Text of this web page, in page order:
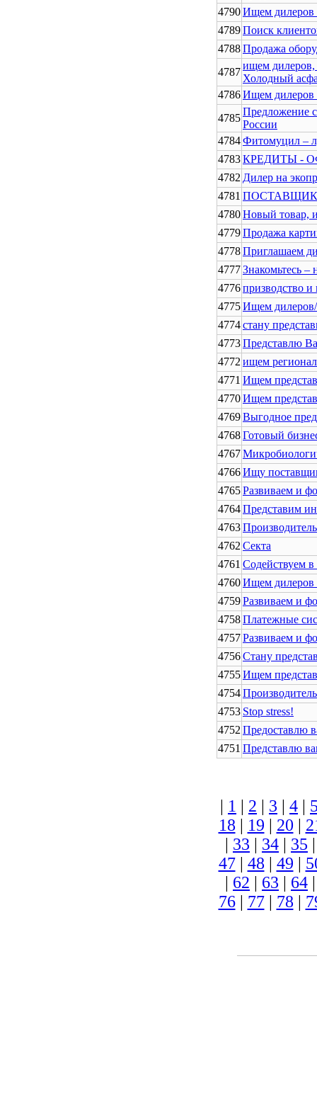
4790Ищем дилеров
4789Поиск
4788Продажа
4787
ищем дилеров,
Холодный
4786Ищем дилеров
4785
Предложение
России
4784Фитомуцил –
4783КРЕДИТЫ -
4782 Дилер на
4781 ПОСТАВЩИК
4780Новый товар,
4779Продажа
4778Приглашаем
4777Знакомьтесь
4776призводство и
4775Ищем дилеров/
4774стану
4773Представлю
4772 ищем
4771 Ищем
4770Ищем
4769Выгодное
4768Готовый
4767
4766Ищу
4765Развиваем и
4764Представим
4763
4762 Секта
4761 Содействуем
4760Ищем дилеров
4759Развиваем и
4758Платежные
4757Развиваем и
4756Стану
4755Ищем
4754
4753 Stop stress!
4752 Предоставлю
4751 Представлю
| 1 | 2 | 3 | 4 |
18 | 19 | 20 |
| 33 | 34 | 35
47| 48 | 49 |
| 62 | 63 | 64
76| 77| 78 |